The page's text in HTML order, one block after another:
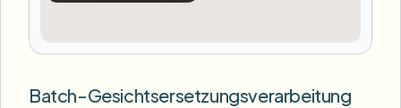
Batch-Gesichtsersetzungsverarbeitung